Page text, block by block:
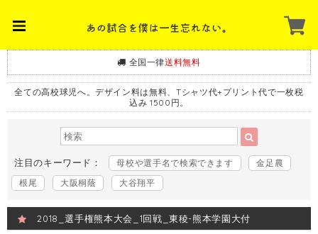
全国一律送料無料
全ての高校球児へ。デザイン料は無料、Tシャツ代+プリント代で一枚税
込み 1500円。
注目のキーワード： 母校や選手名で検索できます
金足農
根尾
大阪桐蔭 大谷翔平
2018_選手権熊本大会_1回戦_東稜-熊本学園大付